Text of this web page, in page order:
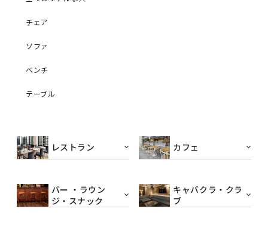
チェア
ソファ
ベンチ
テーブル
レストラン カフェ
バー ・ラウン
ジ・スナック
キャバクラ・クラ
ブ